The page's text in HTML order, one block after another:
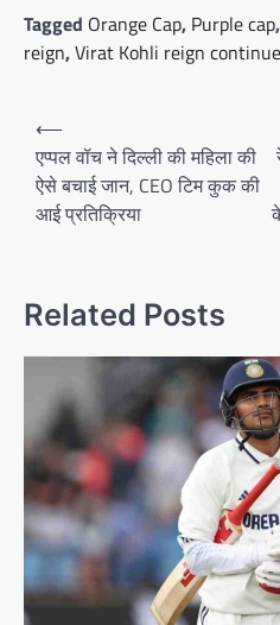
Tagged Orange Cap, Purple cap,
reign,Virat Kohli reign
Post
navigation
⟵
एप्पल वॉच ने दिल्ली की महिला की
ऐसे बचाई जान, CEO टिम कुक की
आई प्रतिक्रिया
Related Posts